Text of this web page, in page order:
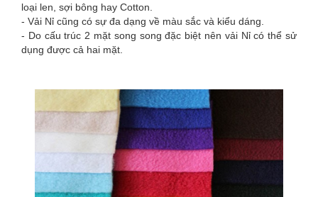
loại len, sợi bông hay Cotton.
- Vải Nỉ cũng có sự đa dạng về màu sắc và kiểu dáng.
- Do cấu trúc 2 mặt song song đặc biệt nên vải Nỉ có thể sử
dụng được cả hai mặt.